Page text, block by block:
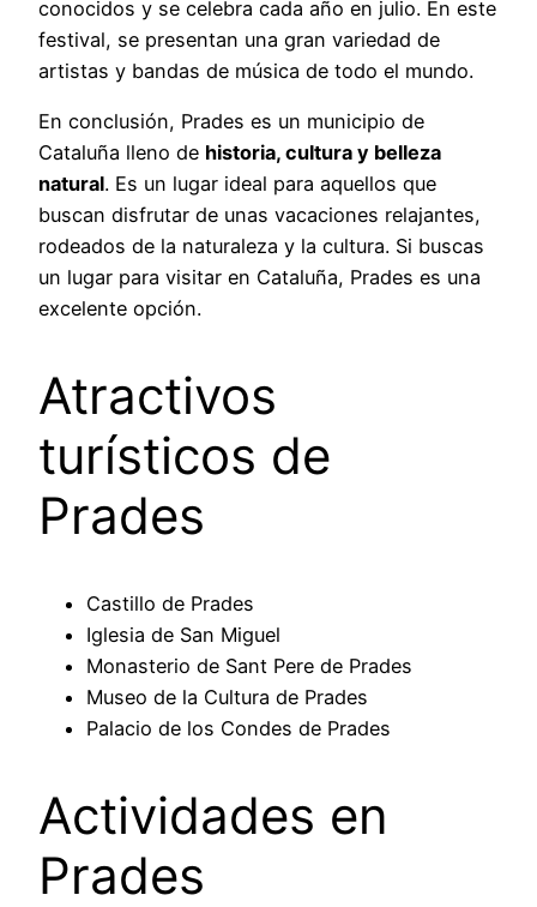
conocidos y se celebra cada año en julio. En este
festival, se presentan una gran variedad de
artistas y bandas de música de todo el mundo.
En conclusión, Prades es un municipio de
Cataluña lleno de historia, cultura y belleza
natural. Es un lugar ideal para aquellos que
buscan disfrutar de unas vacaciones relajantes,
rodeados de la naturaleza y la cultura. Si buscas
un lugar para visitar en Cataluña, Prades es una
excelente opción.
Atractivos
turísticos de
Prades
Castillo de Prades
Iglesia de San Miguel
Monasterio de Sant Pere de Prades
Museo de la Cultura de Prades
Palacio de los Condes de Prades
Actividades en
Prades